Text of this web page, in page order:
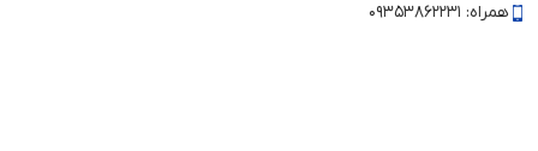
همراه: 09353862231